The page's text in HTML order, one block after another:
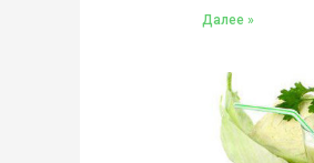
Далее »